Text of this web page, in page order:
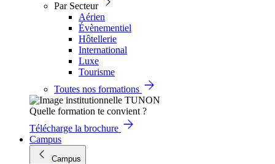
Par Secteur
Aérien
Évènementiel
Hôtellerie
International
Luxe
Tourisme
Toutes nos formations
Quelle formation te convient ?
Télécharge la brochure
Campus
Campus